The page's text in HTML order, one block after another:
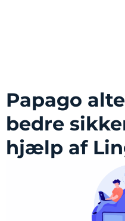
Papago
bedre
hjælp af